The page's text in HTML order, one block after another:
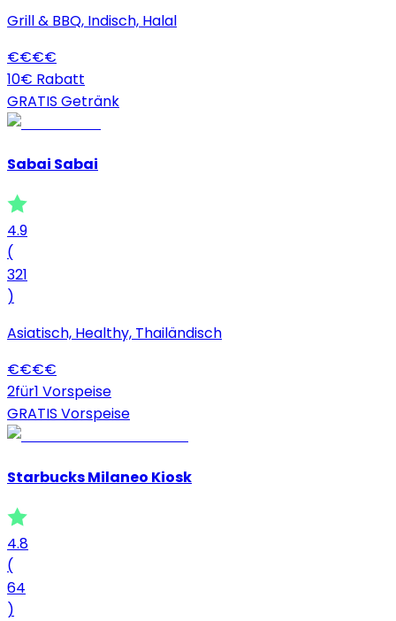
Grill & BBQ, Indisch, Halal
€€€€
10€ Rabatt
GRATIS Getränk
Sabai Sabai
4.9
(
321
)
Asiatisch, Healthy, Thailändisch
€€€€
2für1 Vorspeise
GRATIS Vorspeise
Starbucks Milaneo Kiosk
4.8
(
64
)